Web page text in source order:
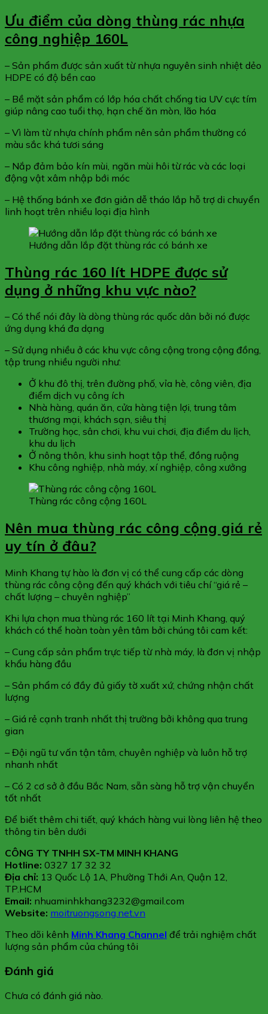
Ưu điểm của dòng thùng rác nhựa
công nghiệp 160L
– Sản phẩm được sản xuất từ nhựa nguyên sinh nhiệt dẻo
HDPE có độ bền cao
– Bề mặt sản phẩm có lớp hóa chất chống tia UV cực tím
giúp nâng cao tuổi thọ, hạn chế ăn mòn, lão hóa
– Vì làm từ nhựa chính phẩm nên sản phẩm thường có
màu sắc khá tươi sáng
– Nắp đảm bảo kín mùi, ngăn mùi hôi từ rác và các loại
động vật xâm nhập bới móc
– Hệ thống bánh xe đơn giản dễ tháo lắp hỗ trợ di chuyển
linh hoạt trên nhiều loại địa hình
Hướng dẫn lắp đặt thùng rác có bánh xe
Thùng rác 160 lít HDPE được sử
dụng ở những khu vực nào?
– Có thể nói đây là dòng thùng rác quốc dân bởi nó được
ứng dụng khá đa dạng
– Sử dụng nhiều ở các khu vực công cộng trong cộng đồng,
tập trung nhiều người như:
Ở khu đô thị, trên đường phố, vỉa hè, công viên, địa
điểm dịch vụ công ích
Nhà hàng, quán ăn, cửa hàng tiện lợi, trung tâm
thương mại, khách sạn, siêu thị
Trường học, sân chơi, khu vui chơi, địa điểm du lịch,
khu du lịch
Ở nông thôn, khu sinh hoạt tập thể, đồng ruộng
Khu công nghiệp, nhà máy, xí nghiệp, công xưởng
Thùng rác công cộng 160L
Nên mua thùng rác công cộng giá rẻ
uy tín ở đâu?
Minh Khang tự hào là đơn vị có thể cung cấp các dòng
thùng rác công cộng đến quý khách với tiêu chí “giá rẻ –
chất lượng – chuyên nghiệp”
Khi lựa chọn mua thùng rác 160 lít tại Minh Khang, quý
khách có thể hoàn toàn yên tâm bởi chúng tôi cam kết:
– Cung cấp sản phẩm trực tiếp từ nhà máy, là đơn vị nhập
khẩu hàng đầu
– Sản phẩm có đầy đủ giấy tờ xuất xứ, chứng nhận chất
lượng
– Giá rẻ cạnh tranh nhất thị trường bởi không qua trung
gian
– Đội ngũ tư vấn tận tâm, chuyên nghiệp và luôn hỗ trợ
nhanh nhất
– Có 2 cơ sở ở đầu Bắc Nam, sẵn sàng hỗ trợ vận chuyển
tốt nhất
Để biết thêm chi tiết, quý khách hàng vui lòng liên hệ theo
thông tin bên dưới
CÔNG TY TNHH SX-TM MINH KHANG
Hotline: 0327 17 32 32
Địa chỉ: 13 Quốc Lộ 1A, Phường Thới An, Quận 12,
TP.HCM
Email: nhuaminhkhang3232@gmail.com
Website: moitruongsong.net.vn
Theo dõi kênh Minh Khang Channel để trải nghiệm chất
lượng sản phẩm của chúng tôi
Đánh giá
Chưa có đánh giá nào.